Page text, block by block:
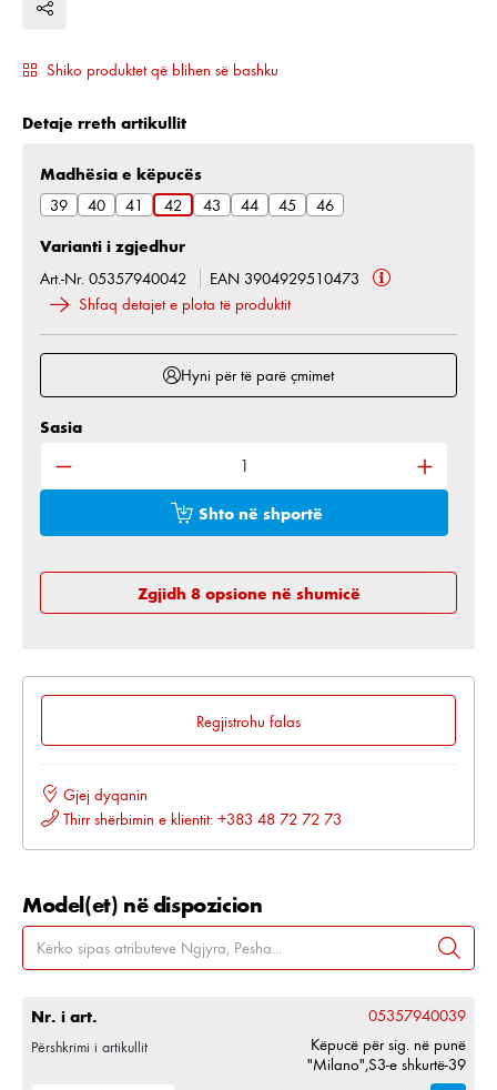
Shiko produktet që blihen së bashku
Detaje rreth artikullit
Zgjidh
Madhësia e këpucës
39
40 41 42 43 44 45 46
Varianti i zgjedhur
Art.-Nr. 05357940042
EAN 3904929510473
Shfaq detajet e plota të produktit
Hyni për të parë çmimet
Sasia e produktit: Shkruani sasinë e dëshiruar
Sasia
Shto në shportë
Zgjidh 8 opsione në shumicë
Regjistrohu falas
Gjej dyqanin
Thirr shërbimin e klientit: +383 48 72 72 73
Model(et) në dispozicion
Nr. i art. 05357940039
Përshkrimi i artikullit
Këpucë për sig. në punë
"Milano",S3-e shkurtë-39